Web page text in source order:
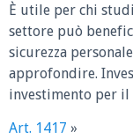
È utile per chi
settore può
sicurezza
approfondire.
investimento per
Art. 1417 »